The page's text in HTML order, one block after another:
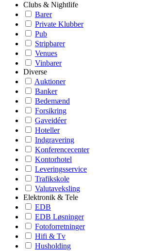
Clubs & Nightlife
Barer
Private Klubber
Pub
Stripbarer
Venues
Vinbarer
Diverse
Auktioner
Banker
Bedemænd
Forsikring
Gaveidéer
Hoteller
Indgravering
Konferencecenter
Kontorhotel
Leveringsservice
Trafikskole
Valutaveksling
Elektronik & Tele
EDB
EDB Løsninger
Fotoforretninger
Hifi & Tv
Husholding